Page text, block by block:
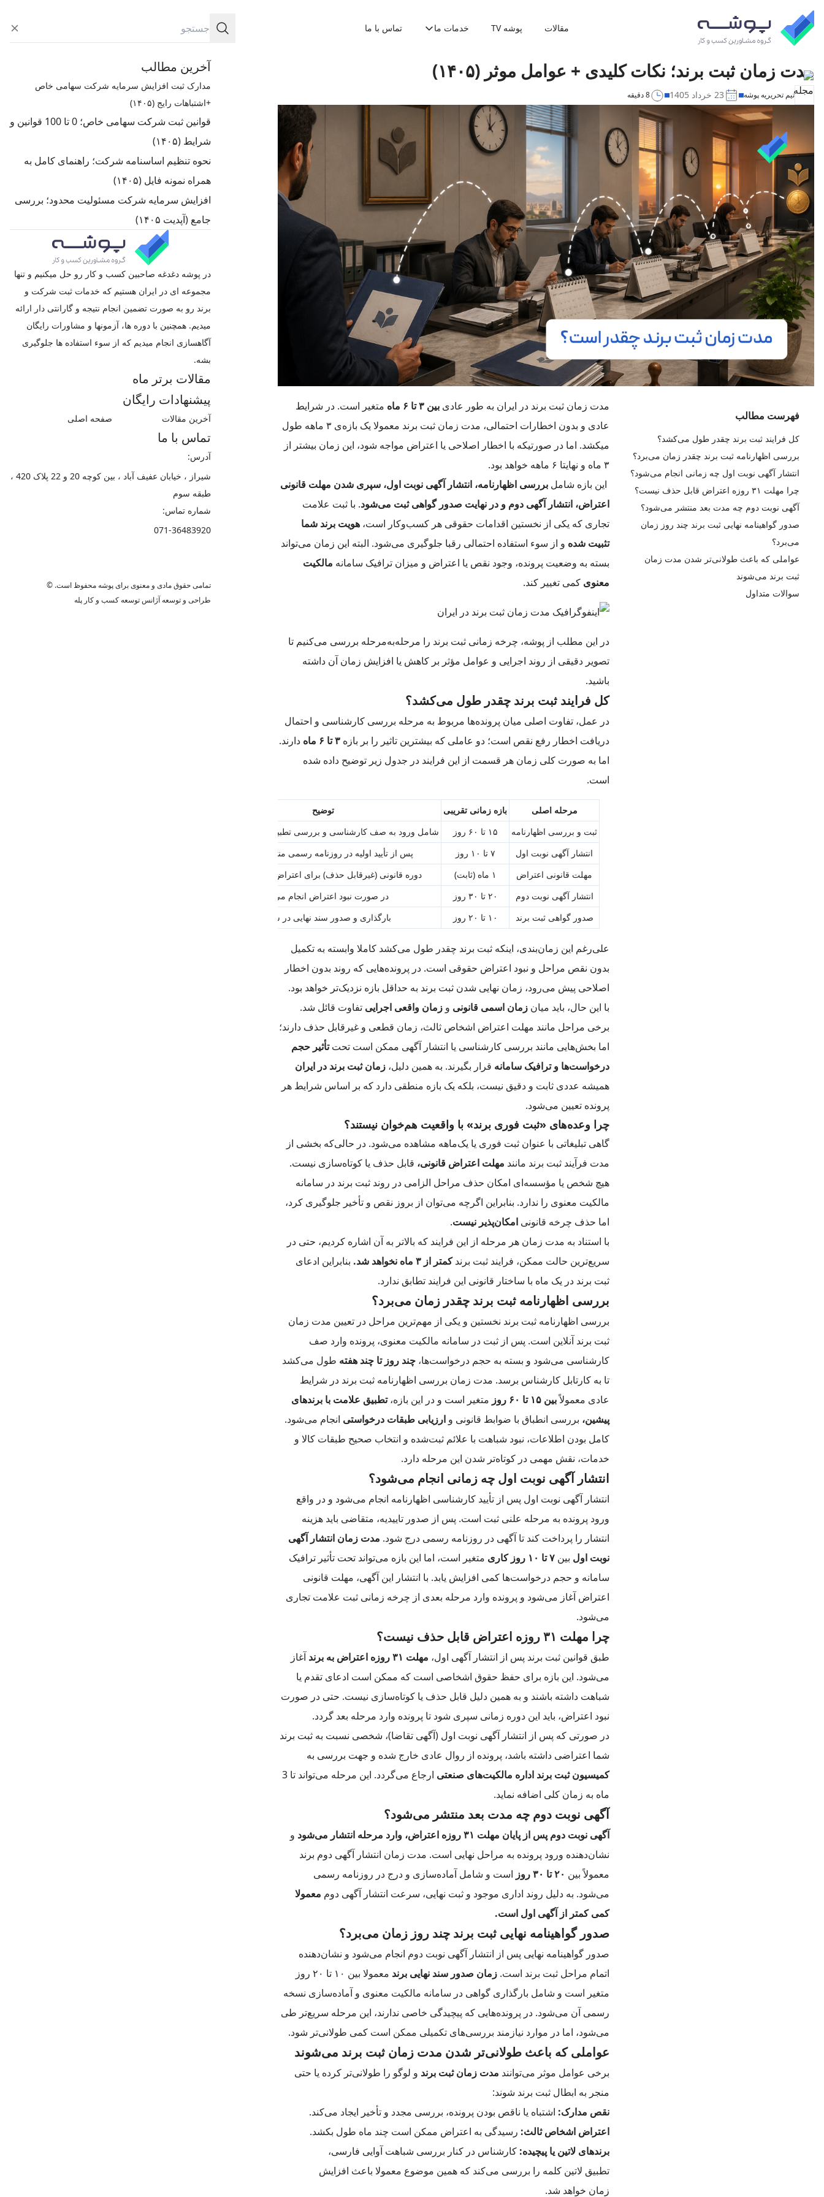
مقالات پوشه TV خدمات ما تماس با ما
مدت زمان ثبت برند؛ نکات کلیدی +‌ عوامل موثر (۱۴۰۵)
تیم تحریریه پوشه 23 خرداد 1405 8 دقیقه
فهرست مطالب
کل فرایند ثبت برند چقدر طول می‌کشد؟
بررسی اظهارنامه ثبت برند چقدر زمان می‌برد؟
انتشار آگهی نوبت اول چه زمانی انجام می‌شود؟
چرا مهلت ۳۱ روزه اعتراض قابل حذف نیست؟
آگهی نوبت دوم چه مدت بعد منتشر می‌شود؟
صدور گواهینامه نهایی ثبت برند چند روز زمان
می‌برد؟
عواملی که باعث طولانی‌تر شدن مدت زمان
ثبت برند می‌شوند
سوالات متداول
مدت زمان ثبت برند در ایران به طور عادی بین ۳ تا ۶ ماه
متغیر است. در شرایط
عادی و بدون اخطارات احتمالی، مدت زمان ثبت برند معمولا یک بازه‌ی ۳ ماهه طول
میکشد. اما در صورتیکه با اخطار اصلاحی یا اعتراض مواجه شود، این زمان بیشتر از
۳ ماه و نهایتا ۶ ماهه خواهد بود.
این بازه شامل بررسی اظهارنامه، انتشار آگهی نوبت اول، سپری شدن مهلت قانونی
اعتراض، انتشار آگهی دوم و در نهایت صدور گواهی ثبت می‌شود. با ثبت علامت
تجاری که یکی از نخستین اقدامات حقوقی هر کسب‌وکار است، هویت برند شما
تثبیت شده و از سوء استفاده احتمالی رقبا جلوگیری می‌شود. البته این زمان می‌تواند
بسته به وضعیت پرونده، وجود نقص یا اعتراض و میزان ترافیک سامانه مالکیت
معنوی کمی تغییر کند.
در این مطلب از پوشه، چرخه زمانی ثبت برند را مرحله‌به‌مرحله بررسی می‌کنیم تا
تصویر دقیقی از روند اجرایی و عوامل مؤثر بر کاهش یا افزایش زمان آن داشته
باشید.
کل فرایند ثبت برند چقدر طول می‌کشد؟
در عمل، تفاوت اصلی میان پرونده‌ها مربوط به مرحله بررسی کارشناسی و احتمال
دریافت اخطار رفع نقص است؛ دو عاملی که بیشترین تاثیر را بر بازه
دارند.
اما به صورت کلی زمان هر قسمت از این فرایند در جدول زیر توضیح داده شده
است.
مرحله اصلی بازه زمانی تقریبی
توضیح
ثبت و بررسی اظهارنامه
۱۵ تا ۶۰ روز
شامل ورود به صف کارشناسی و بررسی تطبیق با برندهای موجود
انتشار آگهی نوبت اول
۷ تا ۱۰ روز
پس از تأیید اولیه در روزنامه رسمی منتشر می‌شود
مهلت قانونی اعتراض
۱ ماه (ثابت)
دوره قانونی (غیرقابل حذف) برای اعتراض اشخاص ثالث
انتشار آگهی نوبت دوم
۲۰ تا ۳۰ روز
در صورت نبود اعتراض انجام می‌شود
صدور گواهی ثبت برند
۱۰ تا ۲۰ روز بارگذاری و صدور سند نهایی در سامانه
علی‌رغم این زمان‌بندی، اینکه ثبت برند چقدر طول می‌کشد کاملا وابسته به تکمیل
بدون نقص مراحل و نبود اعتراض حقوقی است. در پرونده‌هایی که روند بدون اخطار
اصلاحی پیش می‌رود، زمان نهایی شدن ثبت برند به حداقل بازه نزدیک‌تر خواهد بود.
با این حال، باید میان زمان اسمی قانونی و زمان واقعی اجرایی تفاوت قائل شد.
برخی مراحل مانند مهلت اعتراض اشخاص ثالث، زمان قطعی و غیرقابل حذف دارند؛
اما بخش‌هایی مانند بررسی کارشناسی یا انتشار آگهی ممکن است تحتتأثیر حجم
درخواست‌ها و ترافیک سامانه قرار بگیرند. به همین دلیل، زمان ثبت برند در ایران
همیشه عددی ثابت و دقیق نیست، بلکه یک بازه منطقی دارد که بر اساس شرایط هر
پرونده تعیین می‌شود.
چرا وعده‌های «ثبت فوری برند» با واقعیت هم‌خوان نیستند؟
گاهی تبلیغاتی با عنوان ثبت فوری یا یک‌ماهه مشاهده می‌شود. در حالی‌که بخشی از
مدت فرآیند ثبت برند مانند مهلت اعتراض قانونی، قابل حذف یا کوتاه‌سازی نیست.
هیچ شخص یا مؤسسه‌ای امکان حذف مراحل الزامی در روند ثبت برند در سامانه
مالکیت معنوی را ندارد. بنابراین اگرچه می‌توان از بروز نقص و تأخیر جلوگیری کرد،
اما حذف چرخه قانونی امکان‌پذیر نیست.
با استناد به مدت زمان هر مرحله از این فرایند که بالاتر به آن اشاره کردیم، حتی در
سریع‌ترین حالت ممکن، فرایند ثبت برندکمتر از ۳ ماه نخواهد شد.
بنابراین ادعای
ثبت برند در یک ماه با ساختار قانونی این فرایند تطابق ندارد.
بررسی اظهارنامه ثبت برند چقدر زمان می‌برد؟
بررسی اظهارنامه ثبت برند نخستین و یکی از مهم‌ترین مراحل در تعیین مدت زمان
ثبت برند آنلاین است. پس از ثبت در سامانه مالکیت معنوی، پرونده وارد صف
کارشناسی می‌شود و بسته به حجم درخواست‌ها، چند روز تا چند هفته طول می‌کشد
تا به کارتابل کارشناس برسد. مدت زمان بررسی اظهارنامه ثبت برند در شرایط
عادی معمولاًبین ۱۵ تا ۶۰ روز متغیر است و در این بازه،تطبیق علامت با برندهای
پیشین، بررسی انطباق با ضوابط قانونی و ارزیابی طبقات درخواستی انجام می‌شود.
کامل بودن اطلاعات، نبود شباهت با علائم ثبت‌شده و انتخاب صحیح طبقات کالا و
خدمات، نقش مهمی در کوتاه‌تر شدن این مرحله دارد.
انتشار آگهی نوبت اول چه زمانی انجام می‌شود؟
انتشار آگهی نوبت اول پس از تأیید کارشناسی اظهارنامه انجام می‌شود و در واقع
ورود پرونده به مرحله علنی ثبت است. پس از صدور تاییدیه، متقاضی باید هزینه
انتشار را پرداخت کند تا آگهی در روزنامه رسمی درج شود. مدت زمان انتشار آگهی
نوبت اول بین
متغیر است، اما این بازه می‌تواند تحت تأثیر ترافیک
سامانه و حجم درخواست‌ها کمی افزایش یابد. با انتشار این آگهی، مهلت قانونی
اعتراض آغاز می‌شود و پرونده وارد مرحله بعدی از چرخه زمانی ثبت علامت تجاری
می‌شود.
چرا مهلت ۳۱ روزه اعتراض قابل حذف نیست؟
طبق قوانین ثبت برند پس از انتشار آگهی اول، مهلت ۳۱ روزه اعتراض به برند
آغاز
می‌شود. این بازه برای حفظ حقوق اشخاصی است که ممکن است ادعای تقدم یا
شباهت داشته باشند و به همین دلیل قابل حذف یا کوتاه‌سازی نیست. حتی در صورت
نبود اعتراض، باید این دوره زمانی سپری شود تا پرونده وارد مرحله بعد گردد.
در صورتی که پس از انتشار آگهی نوبت اول (آگهی تقاضا)، شخصی نسبت به ثبت برند
شما اعتراضی داشته باشد، پرونده از روال عادی خارج شده و جهت بررسی به
کمیسیون ثبت برند اداره مالکیت‌های صنعتی
ارجاع می‌گردد. این مرحله می‌تواند تا 3
ماه به زمان کلی اضافه نماید.
آگهی نوبت دوم چه مدت بعد منتشر می‌شود؟
آگهی نوبت دوم پس از پایان مهلت ۳۱ روزه اعتراض، وارد مرحله انتشار می‌شود
و
نشان‌دهنده ورود پرونده به مراحل نهایی است. مدت زمان انتشار آگهی دوم برند
معمولاً بین
است و شامل آماده‌سازی و درج در روزنامه رسمی
می‌شود. به دلیل روند اداری موجود و ثبت نهایی، سرعت انتشار آگهی دوم معمولا
کمی کمتر از آگهی اول است.
صدور گواهینامه نهایی ثبت برند چند روز زمان می‌برد؟
صدور گواهینامه نهایی پس از انتشار آگهی نوبت دوم انجام می‌شود و نشان‌دهنده
اتمام مراحل ثبت برند است. زمان صدور سند نهایی برند
معمولا بین ۱۰ تا ۲۰ روز
متغیر است و شامل بارگذاری گواهی در سامانه مالکیت معنوی و آماده‌سازی نسخه
رسمی آن می‌شود. در پرونده‌هایی که پیچیدگی خاصی ندارند، این مرحله سریع‌تر طی
می‌شود، اما در موارد نیازمند بررسی‌های تکمیلی ممکن است کمی طولانی‌تر شود.
عواملی که باعث طولانی‌تر شدن مدت زمان ثبت برند می‌شوند
برخی عوامل موثر می‌توانند مدت زمان ثبت برند و لوگو را طولانی‌تر کرده یا حتی
منجر به ابطال ثبت برند شوند:
نقص مدارک: اشتباه یا ناقص بودن پرونده، بررسی مجدد و تأخیر ایجاد می‌کند.
اعتراض اشخاص ثالث: رسیدگی به اعتراض ممکن است چند ماه طول بکشد.
برندهای لاتین یا پیچیده: کارشناس در کنار بررسی شباهت آوایی فارسی،
تطبیق لاتین کلمه را بررسی می‌کند که همین موضوع معمولا باعث افزایش
زمان خواهد شد.
آخرین مطالب
مدارک ثبت افزایش سرمایه شرکت سهامی خاص
+اشتباهات رایج (۱۴۰۵)
قوانین ثبت شرکت سهامی خاص؛ 0 تا 100 قوانین و
شرایط (۱۴۰۵)
نحوه تنظیم اساسنامه شرکت؛ راهنمای کامل به
همراه نمونه فایل (۱۴۰۵)
افزایش سرمایه شرکت مسئولیت محدود؛ بررسی
جامع‌ (آپدیت ۱۴۰۵)
در پوشه دغدغه صاحبین کسب و کار رو حل میکنیم و تنها
مجموعه ای در ایران هستیم که خدمات ثبت شرکت و
برند رو به صورت تضمین انجام نتیجه و گارانتی دار ارائه
میدیم. همچنین با دوره ها، آزمونها و مشاورات رایگان
آگاهسازی انجام میدیم که از سوء استفاده ها جلوگیری
بشه.
مقالات برتر ماه
پیشنهادات رایگان
آخرین مقالات صفحه اصلی
تماس با ما
آدرس:
شیراز ، خیابان عفیف آباد ، بین کوچه 20 و 22 پلاک 420 ،
طبقه سوم
شماره تماس:
071-36483920
تمامی حقوق مادی و معنوی برای پوشه محفوظ است. ©
طراحی و توسعه آژانس توسعه کسب و کار پله